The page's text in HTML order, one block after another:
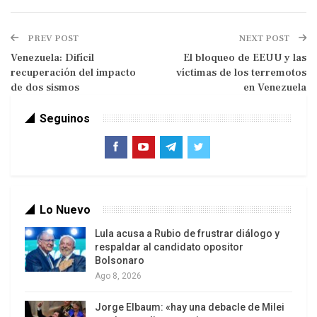
provocando muertes, lesiones y traumas a un
nivel sin precedente”.
Srinivasan Muralidhar, presidente de la comisión,
afirmó en un comunicado que “al apuntar contra
niños, Israel ataca la capacidad del pueblo
palestino de existir y de determinar su futuro”.
El equipo subrayó que encontró pruebas acerca de
que “las fuerzas de seguridad israelíes apuntaron
y mataron deliberadamente a niños palestinos”, lo
que consideró un factor clave para establecer el
“intento genocida por parte de las autoridades y
PREV POST
Venezuela: Difícil
recuperación del impacto
de dos sismos
NEXT POST
El bloqueo de EEUU y las
víctimas de los terremotos
en Venezuela
Seguinos
Lo Nuevo
Lula acusa a Rubio de frustrar diálogo y
respaldar al candidato opositor
Bolsonaro
Ago 8, 2026
Jorge Elbaum: «hay una debacle de Milei